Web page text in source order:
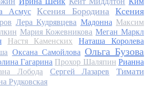
Асмус Ксения Бородина
Ксения
Лера Кудрявцева Мадонна Максим
Мария Кожевникова Меган Маркл
Настя Каменских
Наташа Королева
Оксана Самойлова Ольга Бузова
Гагарина Прохор Шаляпин Рианна
Лобода Сергей Лазарев
Тимати
Рудковская